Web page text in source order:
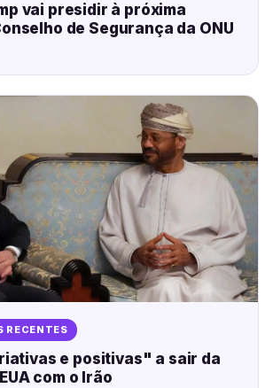
vai presidir à próxima
de Segurança da ONU
RECENTES
e positivas" a sair da
com o Irão